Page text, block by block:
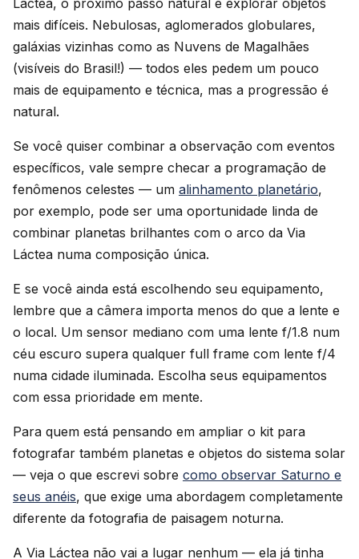
mais difíceis. Nebulosas, aglomerados globulares,
galáxias vizinhas como as Nuvens de Magalhães
(visíveis do Brasil!) — todos eles pedem um pouco
mais de equipamento e técnica, mas a progressão é
natural.
Se você quiser combinar a observação com eventos
específicos, vale sempre checar a programação de
fenômenos celestes — um alinhamento planetário,
por exemplo, pode ser uma oportunidade linda de
combinar planetas brilhantes com o arco da Via
Láctea numa composição única.
E se você ainda está escolhendo seu equipamento,
lembre que a câmera importa menos do que a lente e
o local. Um sensor mediano com uma lente f/1.8 num
céu escuro supera qualquer full frame com lente f/4
numa cidade iluminada. Escolha seus equipamentos
com essa prioridade em mente.
Para quem está pensando em ampliar o kit para
fotografar também planetas e objetos do sistema solar
— veja o que escrevi sobre como observar Saturno e
seus anéis, que exige uma abordagem completamente
diferente da fotografia de paisagem noturna.
A Via Láctea não vai a lugar nenhum — ela já tinha